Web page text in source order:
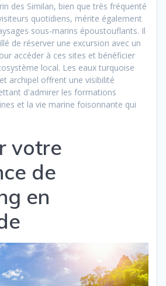
des Similan, bien que très fréquenté
quotidiens, mérite également
sous-marins époustouflants. Il
de réserver une excursion avec un
accéder à ces sites et bénéficier
local. Les eaux turquoise
archipel offrent une visibilité
d'admirer les formations
et la vie marine foisonnante qui
votre
de
en